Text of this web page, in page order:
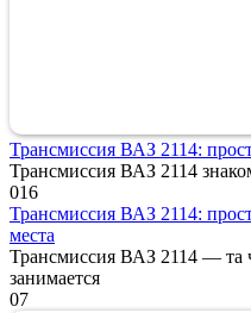
Трансмиссия ВАЗ 2114:
Трансмиссия ВАЗ 2114
016
Трансмиссия ВАЗ 2114:
места
Трансмиссия ВАЗ 2114 — та
занимается
07